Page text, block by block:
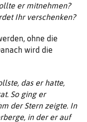
er mitnehmen?
Ihr verschenken?
ohne die
wird die
das er hatte,
So ging er
der Stern zeigte. In
in der er auf